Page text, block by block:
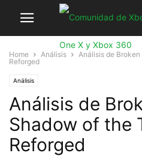
Home Análisis
Análisis de
Reforged
Análisis
Análisis de
Shadow of the
Reforged